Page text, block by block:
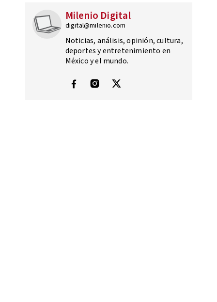
Milenio Digital
digital@milenio.com
Noticias, análisis, opinión, cultura,
deportes y entretenimiento en
México y el mundo.